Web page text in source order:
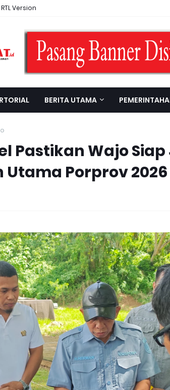
RTL Version
BERITA UTAMA
Pastikan Wajo
Utama Porprov 2026